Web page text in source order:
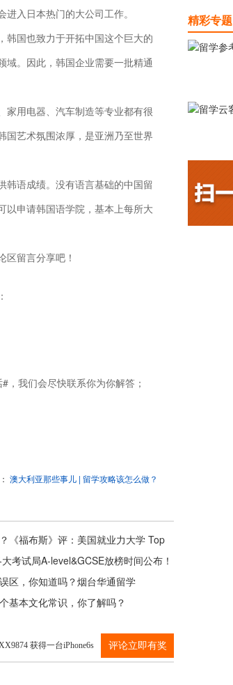
入日本热门的大公司工作。
韩国也致力于开拓中国这个巨大的
域。因此，韩国企业需要一批精通
家用电器、汽车制造等专业都有很
国艺术氛围浓厚，是亚洲乃至世界
韩语成绩。没有语言基础的中国留
以申请韩国语学院，基本上每所大
留言分享吧！
我们会尽快联系你为你解答；
澳大利亚那些事儿 | 留学攻略该怎么做？
《福布斯》评：美国就业力大学 Top
考试局A-level&GCSE放榜时间公布！
区，你知道吗？烟台华通留学
基本文化常识，你了解吗？
获得一台iPhone6s 评论立即有奖
华通留学
精彩专题